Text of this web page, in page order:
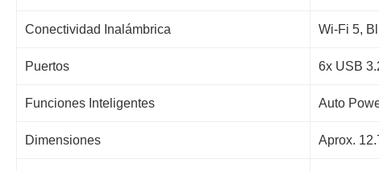
Conectividad Inalámbrica Wi-Fi 5,
Puertos 6x USB
Funciones Inteligentes Auto
Dimensiones Aprox.